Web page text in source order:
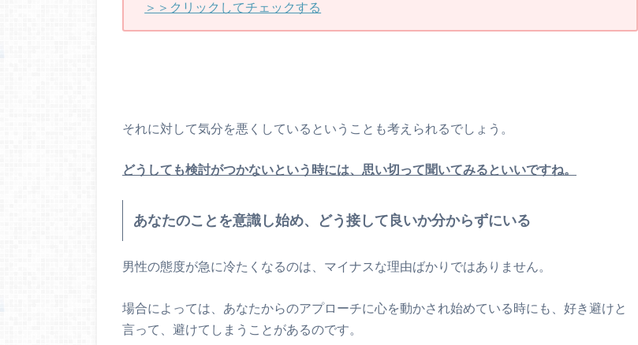
＞＞クリックしてチェックする
それに対して気分を悪くしているということも考えられるでしょう。
どうしても検討がつかないという時には、思い切って聞いてみるといいですね。
あなたのことを意識し始め、どう接して良いか分からずにいる
男性の態度が急に冷たくなるのは、マイナスな理由ばかりではありません。
場合によっては、あなたからのアプローチに心を動かされ始めている時にも、好き避けと
言って、避けてしまうことがあるのです。